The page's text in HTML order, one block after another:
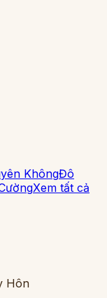
KhôngĐô
Xem tất cả
Hôn